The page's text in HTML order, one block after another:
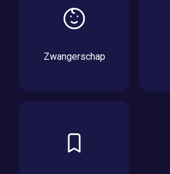
Zwangerschap